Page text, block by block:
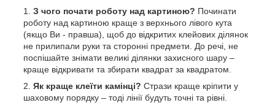
З чого почати роботу над картиною? Починати
роботу над картиною краще з верхнього лівого кута
(якщо Ви - правша), щоб до відкритих клейових ділянок
не прилипали руки та сторонні предмети. До речі, не
поспішайте знімати великі ділянки захисного шару –
краще відкривати та збирати квадрат за квадратом.
Як краще клеїти камінці? Стрази краще кріпити у
шаховому порядку – тоді лінії будуть точні та рівні.